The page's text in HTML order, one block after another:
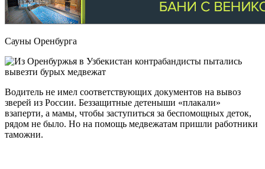
Сауны Оренбурга
Водитель не имел соответствующих документов на вывоз
зверей из России. Беззащитные детеныши «плакали»
взаперти, а мамы, чтобы заступиться за беспомощных деток,
рядом не было. Но на помощь медвежатам пришли работники
таможни.